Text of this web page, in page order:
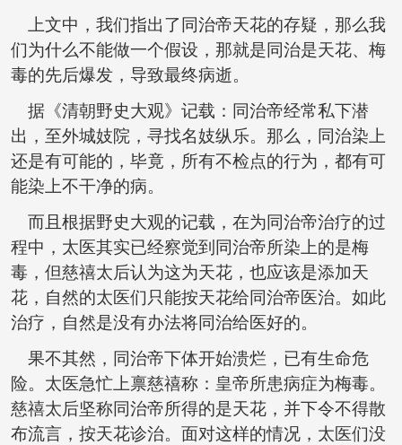
上文中，我们指出了同治帝天花的存疑，那么我
们为什么不能做一个假设，那就是同治是天花、梅
毒的先后爆发，导致最终病逝。
据《清朝野史大观》记载：同治帝经常私下潜
出，至外城妓院，寻找名妓纵乐。那么，同治染上
还是有可能的，毕竟，所有不检点的行为，都有可
能染上不干净的病。
而且根据野史大观的记载，在为同治帝治疗的过
程中，太医其实已经察觉到同治帝所染上的是梅
毒，但慈禧太后认为这为天花，也应该是添加天
花，自然的太医们只能按天花给同治帝医治。如此
治疗，自然是没有办法将同治给医好的。
果不其然，同治帝下体开始溃烂，已有生命危
险。太医急忙上禀慈禧称：皇帝所患病症为梅毒。
慈禧太后坚称同治帝所得的是天花，并下令不得散
布流言，按天花诊治。面对这样的情况，太医们没